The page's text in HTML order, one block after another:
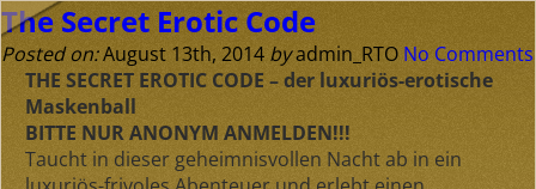
The Secret Erotic Code
Posted on:August 13th, 2014 byadmin_RTO No Comments
THE SECRET EROTIC CODE – der luxuriös-erotische
Maskenball
BITTE NUR ANONYM ANMELDEN!!!
Taucht in dieser geheimnisvollen Nacht ab in ein